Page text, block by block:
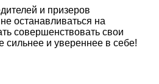
и призеров
останавливаться на
совершенствовать свои
сильнее и увереннее в себе!